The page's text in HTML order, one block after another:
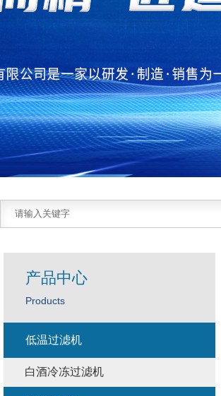
产品中心
Products
低温过滤机
白酒冷冻过滤机